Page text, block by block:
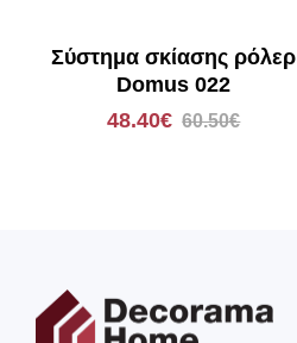
Σύστημα σκίασης ρόλερ
Domus 022
48.40€ 60.50€